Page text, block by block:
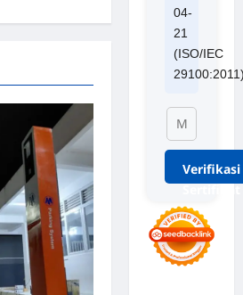
04-
21
(ISO/IEC
Verifikasi
Sertifikat